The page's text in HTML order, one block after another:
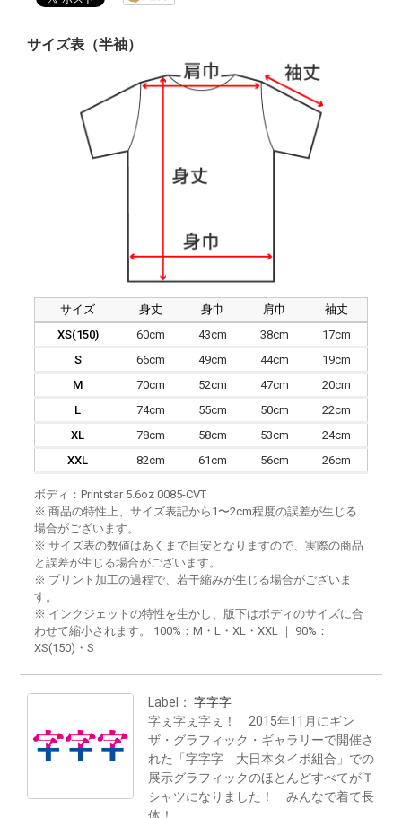
サイズ表（半袖）
サイズ 身丈 身巾 肩巾
袖丈
XS(150)
60cm 43cm 38cm
17cm
S
66cm 49cm 44cm
19cm
M
70cm 52cm 47cm
20cm
L
74cm 55cm 50cm
22cm
XL
78cm 58cm 53cm
24cm
XXL
82cm 61cm 56cm 26cm
ボディ：Printstar 5.6oz 0085-CVT
※ 商品の特性上、サイズ表記から1〜2cm程度の誤差が生じる
場合がございます。
※ サイズ表の数値はあくまで目安となりますので、実際の商品
と誤差が生じる場合がございます。
※ プリント加工の過程で、若干縮みが生じる場合がございま
す。
※ インクジェットの特性を生かし、版下はボディのサイズに合
わせて縮小されます。 100%：M・L・XL・XXL ｜ 90%：
XS(150)・S
Label： 字字字
字ぇ字ぇ字ぇ！ 2015年11月にギン
ザ・グラフィック・ギャラリーで開催さ
れた「字字字 大日本タイポ組合」での
展示グラフィックのほとんどすべてがＴ
シャツになりました！ みんなで着て長
体！